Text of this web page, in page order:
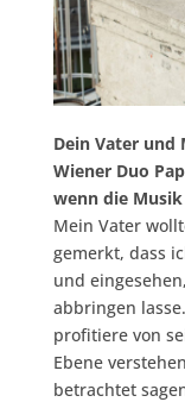
Dein Vater und
Wiener Duo
wenn die
Mein Vater
gemerkt, dass
und
abbringen
profitiere von
Ebene
betrachtet